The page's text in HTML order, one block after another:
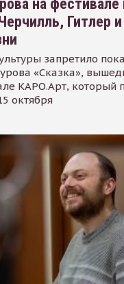
на
Гитлер
запретило
«Сказка»,
КАРО.Арт, который
октября